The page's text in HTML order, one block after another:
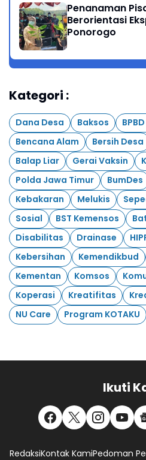
Penanaman
Berorientasi
Ponorogo
Kategori :
Dana Desa Baksos
Bencana Alam
Bersih Desa
Balap Liar
Gerai Vaksin
Polda Jawa Timur
BumDes
Kebakaran
Melukis
Sosial
BST Kemensos
Disabilitas
Drainase
Kebersihan
Kemendikbud
Kementan
Komsos
Koperasi
Kreatifitas
NU Care
Program KOTAKU
Ikuti
RedaksiKontak KamiPedoman